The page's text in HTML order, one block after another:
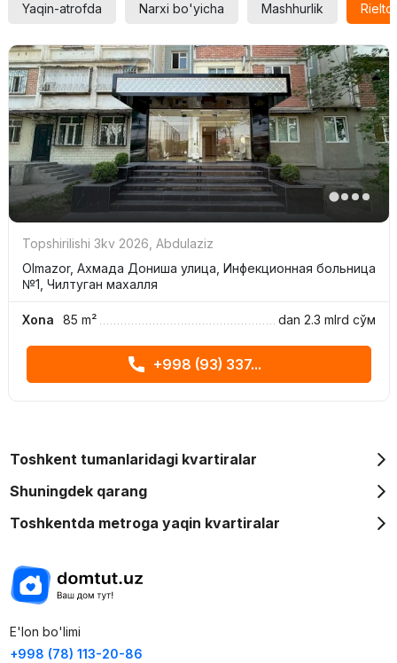
Yaqin-atrofda Narxi bo'yicha Mashhurlik
Topshirilishi 3kv 2026 Abdulaziz
Olmazor, Ахмада Дониша улица, Инфекционная больница
№1, Чилтуган махалля
Xona 85 m² dan 2.3 mlrd сўм
+998 (93) 337...
Toshkent tumanlaridagi kvartiralar
Shuningdek qarang
Toshkentda metroga yaqin kvartiralar
E'lon bo'limi
+998 (78) 113-20-86